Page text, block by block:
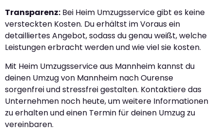
Transparenz: Bei Heim Umzugsservice gibt es keine
versteckten Kosten. Du erhältst im Voraus ein
detailliertes Angebot, sodass du genau weißt, welche
Leistungen erbracht werden und wie viel sie kosten.
Mit Heim Umzugsservice aus Mannheim kannst du
deinen Umzug von Mannheim nach Ourense
sorgenfrei und stressfrei gestalten. Kontaktiere das
Unternehmen noch heute, um weitere Informationen
zu erhalten und einen Termin für deinen Umzug zu
vereinbaren.